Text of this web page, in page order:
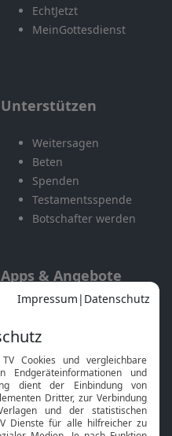
EchtJetzt
MeinGottesdienst
Unterstützen
Weitersagen
Beten
Spenden
Testamentsspende
Botschafter werden
Apps & Angebote
Mobile App
Smart TV
HbbTV
Bibelthek Online-Bibel
Nächster Gottesdienst